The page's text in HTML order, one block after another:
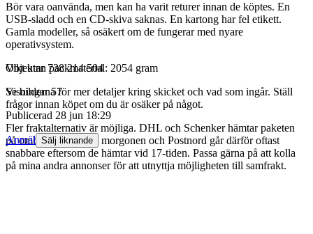
Bör vara oanvända, men kan ha varit returer innan de köptes. En
USB-sladd och en CD-skiva saknas. En kartong har fel etikett.
Gamla modeller, så osäkert om de fungerar med nyare
operativsystem.
Vikt utan packmaterial: 2054 gram
Se bilderna för mer detaljer kring skicket och vad som ingår. Ställ
frågor innan köpet om du är osäker på något.
Fler fraktalternativ är möjliga. DHL och Schenker hämtar paketen
på ombudet direkt på morgonen och Postnord går därför oftast
snabbare eftersom de hämtar vid 17-tiden. Passa gärna på att kolla
på mina andra annonser för att utnyttja möjligheten till samfrakt.
Objektnr 738 214 504
Visningar 57
Publicerad 28 jun 18:29
Anmäl Sälj liknande